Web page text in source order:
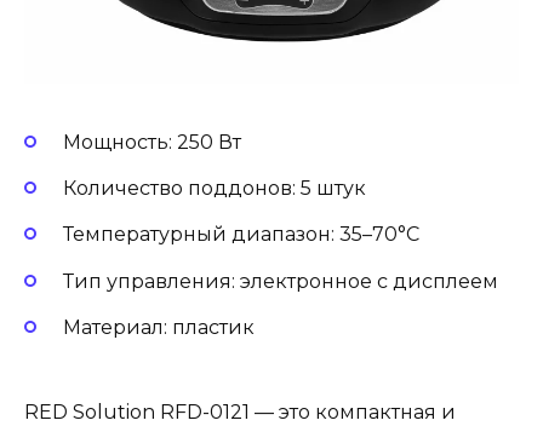
Мощность: 250 Вт
Количество поддонов: 5 штук
Температурный диапазон: 35–70°C
Тип управления: электронное с дисплеем
Материал: пластик
RED Solution RFD-0121 — это компактная и